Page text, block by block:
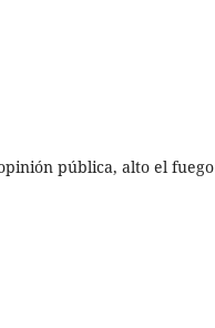
pública, alto el fuego